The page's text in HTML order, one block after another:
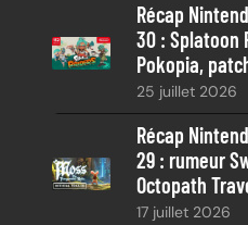
c
h
Récap
30 : Splatoon
Pokopia,
25 juillet 2026
Récap
29 : rumeur
Octopath
17 juillet 2026